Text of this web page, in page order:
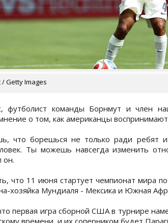
Getty Images
футболист команды Борнмут и член
о том, как американцы
что борешься не только ради ребят
Ты можешь навсегда изменить
он.
что 11 июня стартует чемпионат мира
хозяйка Мундиаля - Мексика и Южная
первая игра сборной США в турнире
времени, и их соперником будет